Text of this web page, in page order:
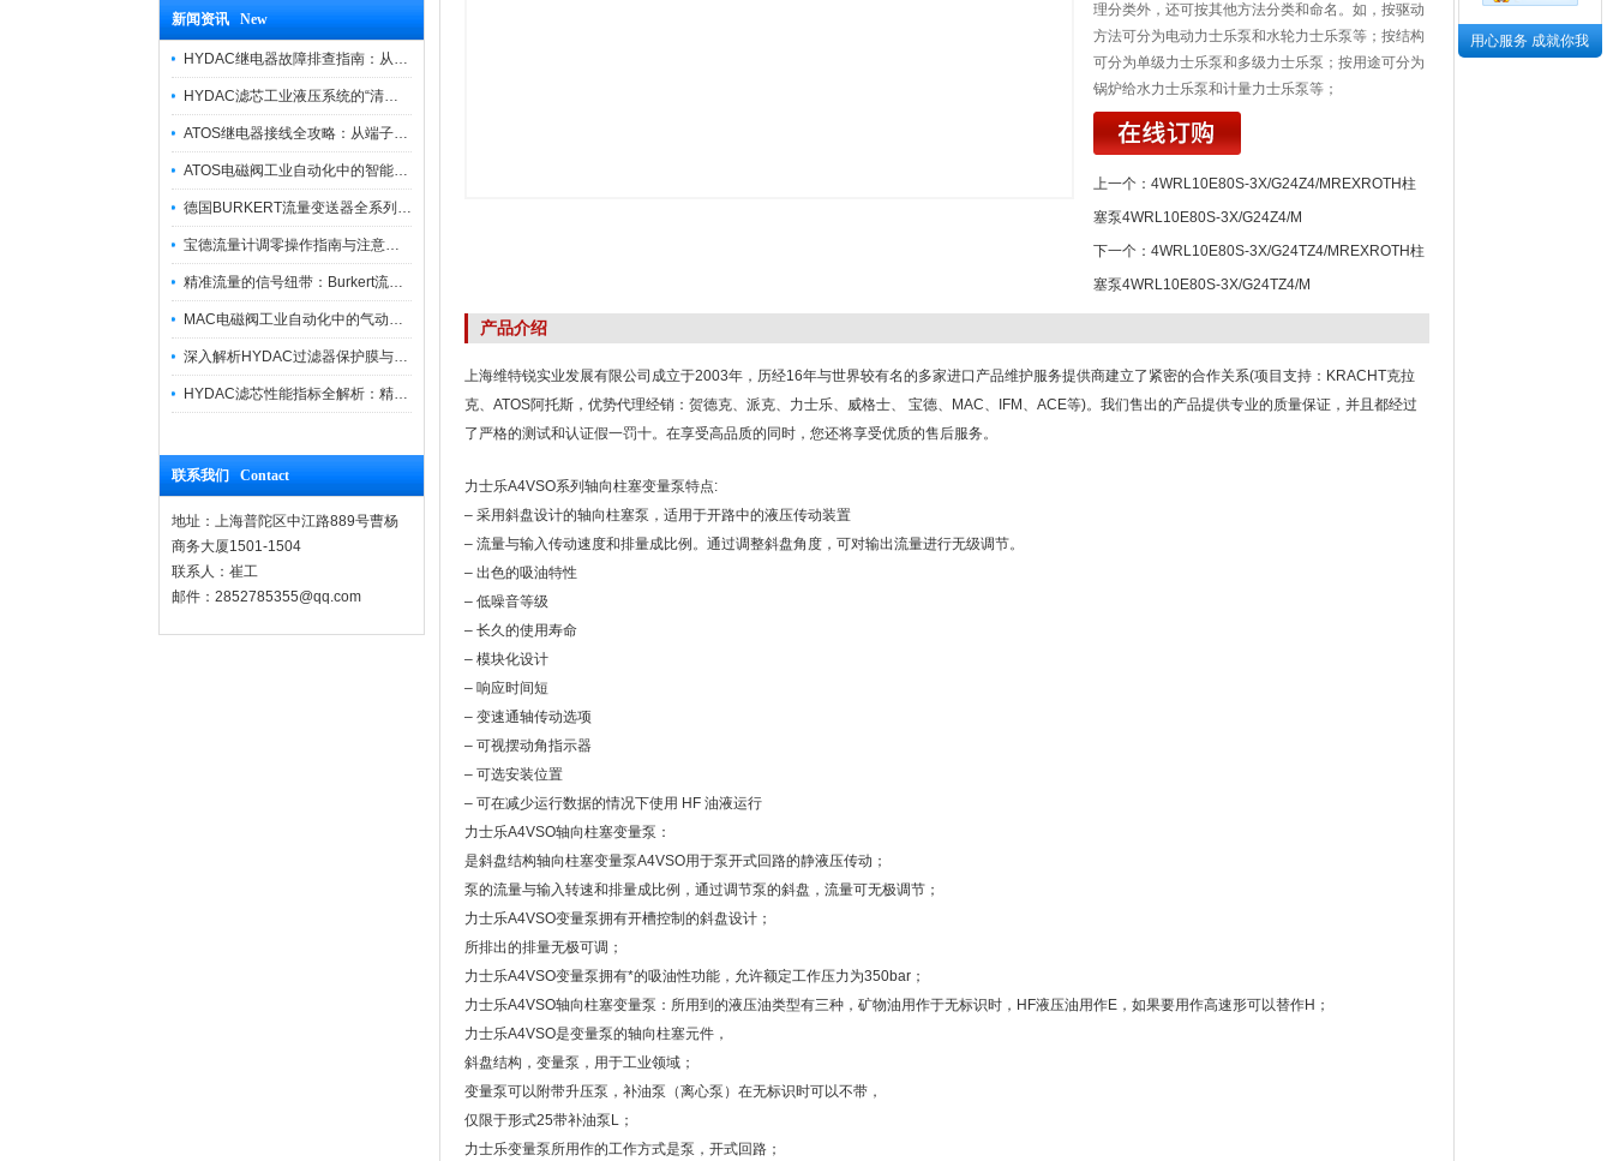
新闻资讯 New
HYDAC继电器故障排查指南：从“无信号”到“误动作”的实战修复逻辑
HYDAC滤芯工业液压系统的“清道夫”与守护者
ATOS继电器接线全攻略：从端子识别到安全操作
ATOS电磁阀工业自动化中的智能开关
德国BURKERT流量变送器全系列优势供应
宝德流量计调零操作指南与注意事项
精准流量的信号纽带：Burkert流量计接线指南
MAC电磁阀工业自动化中的气动指挥官
深入解析HYDAC过滤器保护膜与质量防护技术
HYDAC滤芯性能指标全解析：精度、寿命与可靠性的工业级标准
联系我们 Contact
地址：上海普陀区中江路889号曹杨
商务大厦1501-1504
联系人：崔工
邮件：2852785355@qq.com
理分类外，还可按其他方法分类和命名。如，按驱动
方法可分为电动力士乐泵和水轮力士乐泵等；按结构
可分为单级力士乐泵和多级力士乐泵；按用途可分为
锅炉给水力士乐泵和计量力士乐泵等；
上一个： 4WRL10E80S-3X/G24Z4/MREXROTH柱
塞泵4WRL10E80S-3X/G24Z4/M
下一个： 4WRL10E80S-3X/G24TZ4/MREXROTH柱
塞泵4WRL10E80S-3X/G24TZ4/M
产品介绍
上海维特锐实业发展有限公司成立于2003年，历经16年与世界较有名的多家进口产品维护服务提供商建立了紧密的合作关系(项目支持：KRACHT克拉
克、ATOS阿托斯，优势代理经销：贺德克、派克、力士乐、威格士、 宝德、MAC、IFM、ACE等)。我们售出的产品提供专业的质量保证，并且都经过
了严格的测试和认证假一罚十。在享受高品质的同时，您还将享受优质的售后服务。
力士乐A4VSO系列轴向柱塞变量泵特点:
– 采用斜盘设计的轴向柱塞泵，适用于开路中的液压传动装置
– 流量与输入传动速度和排量成比例。通过调整斜盘角度，可对输出流量进行无级调节。
– 出色的吸油特性
– 低噪音等级
– 长久的使用寿命
– 模块化设计
– 响应时间短
– 变速通轴传动选项
– 可视摆动角指示器
– 可选安装位置
– 可在减少运行数据的情况下使用 HF 油液运行
力士乐A4VSO轴向柱塞变量泵：
是斜盘结构轴向柱塞变量泵A4VSO用于泵开式回路的静液压传动；
泵的流量与输入转速和排量成比例，通过调节泵的斜盘，流量可无极调节；
力士乐A4VSO变量泵拥有开槽控制的斜盘设计；
所排出的排量无极可调；
力士乐A4VSO变量泵拥有*的吸油性功能，允许额定工作压力为350bar；
力士乐A4VSO轴向柱塞变量泵：所用到的液压油类型有三种，矿物油用作于无标识时，HF液压油用作E，如果要用作高速形可以替作H；
力士乐A4VSO是变量泵的轴向柱塞元件，
斜盘结构，变量泵，用于工业领域；
变量泵可以附带升压泵，补油泵（离心泵）在无标识时可以不带，
仅限于形式25带补油泵L；
力士乐变量泵所用作的工作方式是泵，开式回路；
用心服务 成就你我